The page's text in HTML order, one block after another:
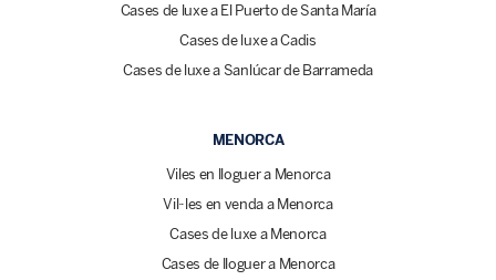
Cases de luxe a El Puerto de Santa María
Cases de luxe a Cadis
Cases de luxe a Sanlúcar de Barrameda
MENORCA
Viles en lloguer a Menorca
Vil·les en venda a Menorca
Cases de luxe a Menorca
Cases de lloguer a Menorca